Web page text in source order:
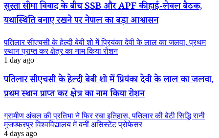
सुस्ता सीमा विवाद के बीच SSB और APF की हाई-लेवल बैठक,
यथास्थिति बनाए रखने पर नेपाल का बड़ा आश्वासन
पतिलार सीएचसी के हेल्दी बेबी शो में प्रियंका देवी के लाल का जलवा, प्रथम
स्थान प्राप्त कर क्षेत्र का नाम किया रोशन
1 day ago
पतिलार सीएचसी के हेल्दी बेबी शो में प्रियंका देवी के लाल का जलवा,
प्रथम स्थान प्राप्त कर क्षेत्र का नाम किया रोशन
ग्रामीण अंचल की प्रतिभा ने फिर रचा इतिहास, पतिलार की बेटी सिद्धि रानी
मुजफ्फरपुर विश्वविद्यालय में बनीं असिस्टेंट प्रोफेसर
4 days ago